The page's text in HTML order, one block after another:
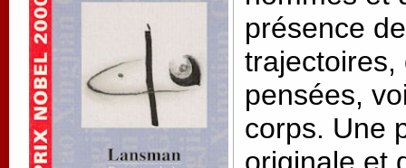
présence
trajectoires,
pensées,
corps. Une